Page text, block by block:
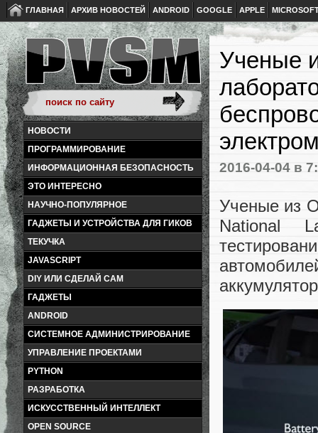
ГЛАВНАЯ АРХИВ НОВОСТЕЙ ANDROID GOOGLE APPLE
НОВОСТИ
ПРОГРАММИРОВАНИЕ
ИНФОРМАЦИОННАЯ БЕЗОПАСНОСТЬ
ЭТО ИНТЕРЕСНО
НАУЧНО-ПОПУЛЯРНОЕ
ГАДЖЕТЫ И УСТРОЙСТВА ДЛЯ ГИКОВ
ТЕКУЧКА
JAVASCRIPT
DIY ИЛИ СДЕЛАЙ САМ
ГАДЖЕТЫ
ANDROID
СИСТЕМНОЕ АДМИНИСТРИРОВАНИЕ
УПРАВЛЕНИЕ ПРОЕКТАМИ
PYTHON
РАЗРАБОТКА
ИСКУССТВЕННЫЙ ИНТЕЛЛЕКТ
OPEN SOURCE
Ученые
2016-04-04 в
Ученые из
National